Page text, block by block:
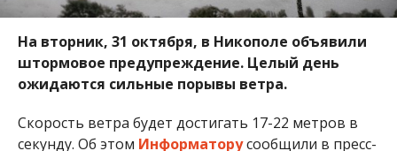
На вторник, 31 октября, в Никополе объявили
штормовое предупреждение. Целый день
ожидаются сильные порывы ветра.
Скорость ветра будет достигать 17-22 метров в
секунду. Об этом Информаторусообщили в пресс-